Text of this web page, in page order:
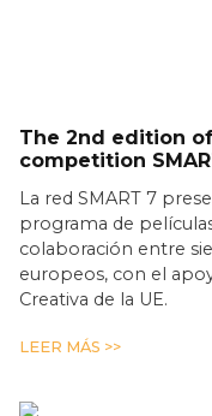
The 2nd edition
competition
La red SMART 7
programa de
colaboración entre
europeos, con el
Creativa de la UE.
LEER MÁS >>